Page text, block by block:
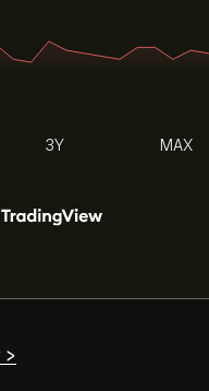
3Y MAX